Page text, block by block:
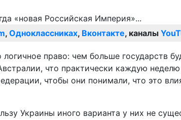
, Одноклассниках, Вконтакте, каналы
право: чем больше государств
что практически каждую
чтобы они понимали, что это
Украины иного варианта у них не